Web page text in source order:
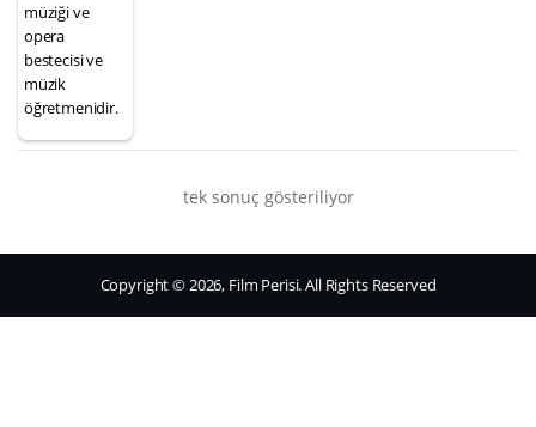
müziği ve
opera
bestecisi ve
müzik
öğretmenidir.
tek sonuç gösteriliyor
Copyright © 2026, Film Perisi. All Rights Reserved